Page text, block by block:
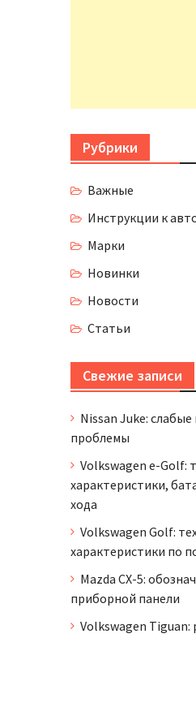
Рубрики
Важные
Инструкции к
Марки
Новинки
Новости
Статьи
Свежие записи
Nissan Juke:
проблемы
Volkswagen e-Golf:
характеристики,
хода
Volkswagen Golf:
характеристики по
Mazda CX-5:
приборной панели
Volkswagen Tiguan: